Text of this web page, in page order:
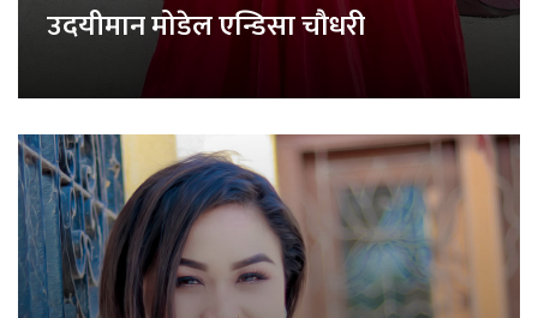
उदयीमान मोडेल एन्डिसा चौधरी